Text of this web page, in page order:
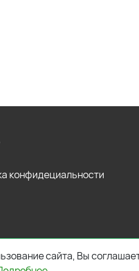
конфидециальности
сайта, Вы